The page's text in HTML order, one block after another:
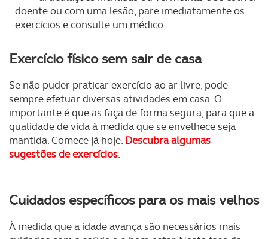
doente ou com uma lesão, pare imediatamente os
exercícios e consulte um médico.
Exercício físico sem sair de casa
Se não puder praticar exercício ao ar livre, pode
sempre efetuar diversas atividades em casa. O
importante é que as faça de forma segura, para que a
qualidade de vida à medida que se envelhece seja
mantida. Comece já hoje. Descubra algumas
sugestões de exercícios.
Cuidados específicos para os mais velhos
À medida que a idade avança são necessários mais